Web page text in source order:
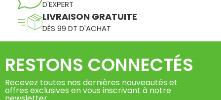
D'EXPERT
LIVRAISON GRATUITE
DÈS 99 DT D'ACHAT
RESTONS CONNECTÉS
Recevez toutes nos dernières nouveautés et
offres exclusives en vous inscrivant à notre